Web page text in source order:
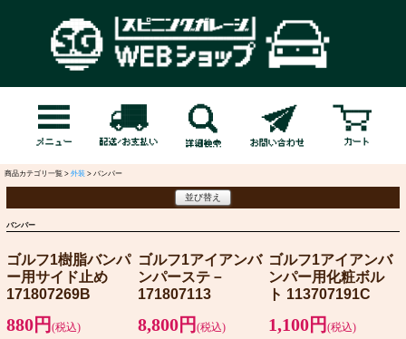
商品カテゴリ一覧 > 外装 > バンパー
並び替え
バンパー
ゴルフ1樹脂バンパ
ー用サイド止め
171807269B
880円 (税込)
ゴルフ1アイアンバ
ンパーステ－
171807113
8,800円 (税込)
ゴルフ1アイアンバ
ンパー用化粧ボル
ト 113707191C
1,100円(税込)